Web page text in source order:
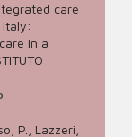
care
in a
P., Lazzeri,